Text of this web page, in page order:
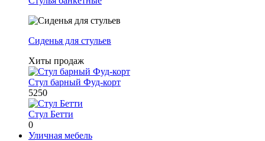
Сиденья для стульев
Хиты продаж
Стул барный Фуд-корт
5250
Стул Бетти
0
Уличная мебель